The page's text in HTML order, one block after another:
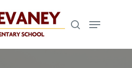
search
Menu